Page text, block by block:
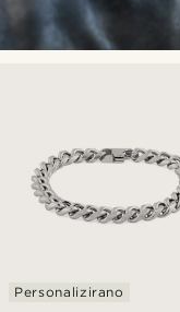
Personalizirano